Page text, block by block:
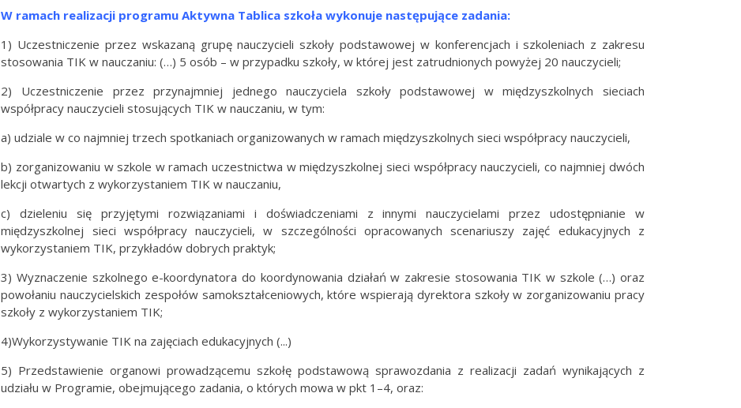
W ramach realizacji programu Aktywna Tablica szkoła wykonuje następujące zadania:
1) Uczestniczenie przez wskazaną grupę nauczycieli szkoły podstawowej w konferencjach i szkoleniach z zakresu
stosowania TIK w nauczaniu: (…) 5 osób – w przypadku szkoły, w której jest zatrudnionych powyżej 20 nauczycieli;
2) Uczestniczenie przez przynajmniej jednego nauczyciela szkoły podstawowej w międzyszkolnych sieciach
współpracy nauczycieli stosujących TIK w nauczaniu, w tym:
a) udziale w co najmniej trzech spotkaniach organizowanych w ramach międzyszkolnych sieci współpracy nauczycieli,
b) zorganizowaniu w szkole w ramach uczestnictwa w międzyszkolnej sieci współpracy nauczycieli, co najmniej dwóch
lekcji otwartych z wykorzystaniem TIK w nauczaniu,
c) dzieleniu się przyjętymi rozwiązaniami i doświadczeniami z innymi nauczycielami przez udostępnianie w
międzyszkolnej sieci współpracy nauczycieli, w szczególności opracowanych scenariuszy zajęć edukacyjnych z
wykorzystaniem TIK, przykładów dobrych praktyk;
3) Wyznaczenie szkolnego e-koordynatora do koordynowania działań w zakresie stosowania TIK w szkole (…) oraz
powołaniu nauczycielskich zespołów samokształceniowych, które wspierają dyrektora szkoły w zorganizowaniu pracy
szkoły z wykorzystaniem TIK;
4)Wykorzystywanie TIK na zajęciach edukacyjnych (...)
5) Przedstawienie organowi prowadzącemu szkołę podstawową sprawozdania z realizacji zadań wynikających z
udziału w Programie, obejmującego zadania, o których mowa w pkt 1–4, oraz: